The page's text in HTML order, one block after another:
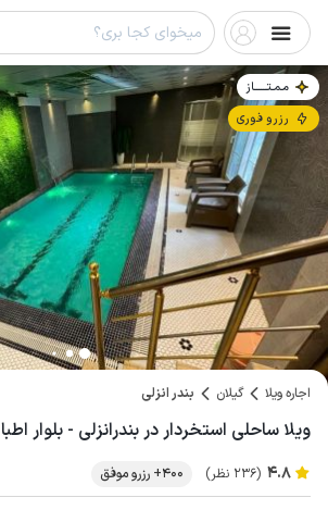
مـمـتــــــاز
رزرو فوری
اجاره ویلا گیلان بندر انزلی
ویلا ساحلی استخردار در بندرانزلی - بلوار اطبا
4.8 (236 نظر) 400+ رزرو موفق